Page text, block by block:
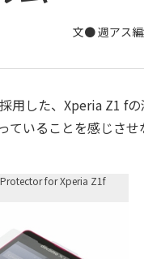
文●週アス
用した、Xperia Z1 f
いることを感じさ
for Xperia Z1f